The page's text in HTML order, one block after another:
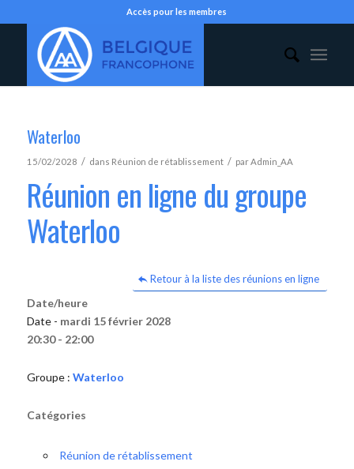
Accès pour les membres
Waterloo
15/02/2028 / dans Réunion de rétablissement / parAdmin_AA
Réunion en ligne du groupe
Waterloo
Retour à la liste des réunions en ligne
Date/heure
Date - mardi 15 février 2028
20:30 - 22:00
Groupe : Waterloo
Catégories
Réunion de rétablissement